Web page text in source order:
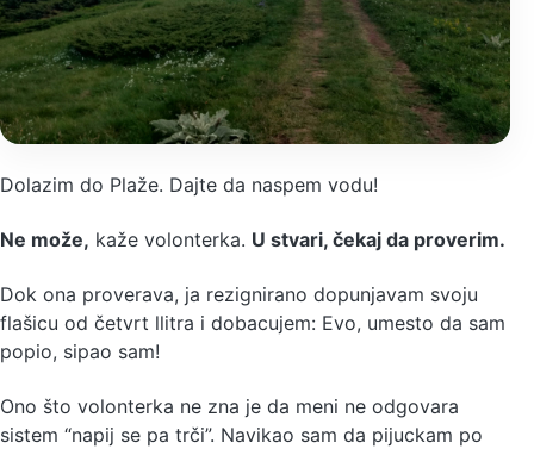
Dolazim do Plaže. Dajte da naspem vodu!
Ne može, kaže volonterka. U stvari, čekaj da proverim.
Dok ona proverava, ja rezignirano dopunjavam svoju
flašicu od četvrt llitra i dobacujem: Evo, umesto da sam
popio, sipao sam!
Ono što volonterka ne zna je da meni ne odgovara
sistem “napij se pa trči”. Navikao sam da pijuckam po